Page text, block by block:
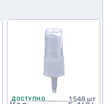
ДОСТУПНО 1 548 шт